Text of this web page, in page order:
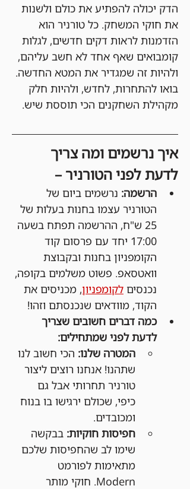
הדק יכולה להפתיע את כולם ולשנות
את חוקי המשחק. כל טורניר הוא
הזדמנות לראות דקים חדשים, לגלות
קומבואים שאף אחד לא חשב עליהם,
ולהיות זה שמגדיר את המטא החדשה.
בואו להתחרות, לחדש, ולהיות חלק
מקהילת השחקנים הכי תוססת שיש.
איך נרשמים ומה צריך
לדעת לפני הטורניר –
הרשמה: נרשמים ביום של
הטורניר עצמו בחנות בעלות של
25 ש"ח, ההרשמה תפתח בשעה
17:00 יחד עם פרסום קוד
הקומפניון בחנות ובקבוצת
וואטסאפ. פשוט משלמים בקופה,
נכנסים לקומפניון, מכניסים את
הקוד, מוודאים שנכנסתם וזהו!
כמה דברים חשובים שצריך
לדעת לפני שמתחילים:
המטרה שלנו: הכי חשוב לנו
שתהנו! אנחנו רוצים ליצור
טורניר תחרותי אבל גם
כיפי, שכולם ירגישו בו בנוח
ומכובדים.
חפיסות חוקיות: בבקשה
שימו לב שהחפיסות שלכם
מתאימות לפורמט
Modern. חוקי מותר